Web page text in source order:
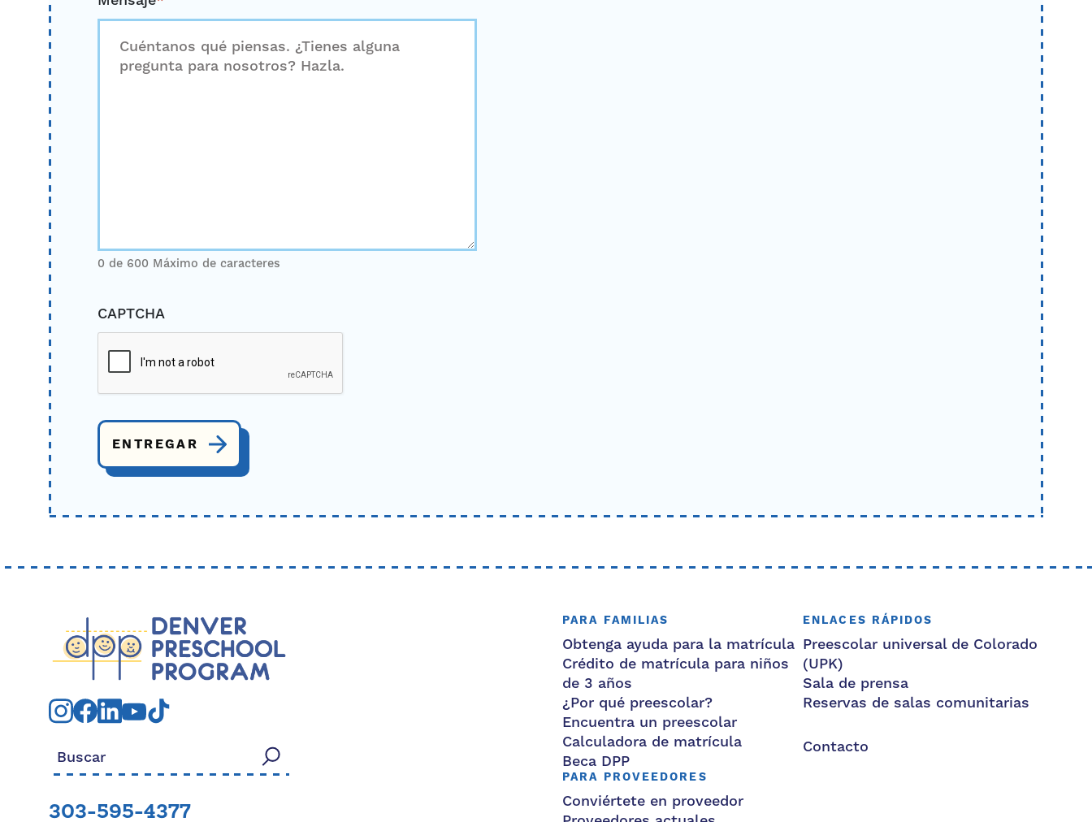
0 de 600 Máximo de caracteres
CAPTCHA
Buscar:
303-595-4377
PARA FAMILIAS
Obtenga ayuda para la matrícula
Crédito de matrícula para niños
de 3 años
¿Por qué preescolar?
Encuentra un preescolar
Calculadora de matrícula
Beca DPP
PARA PROVEEDORES
Conviértete en proveedor
ENLACES RÁPIDOS
Preescolar universal de Colorado
(UPK)
Sala de prensa
Reservas de salas comunitarias
Contacto